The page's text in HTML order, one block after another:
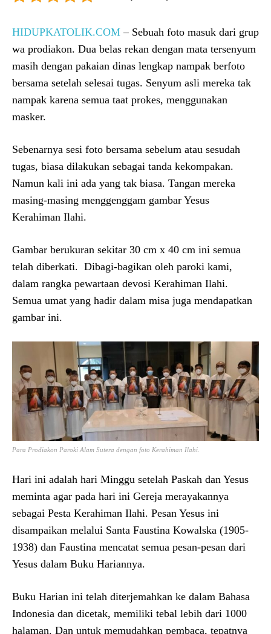
HIDUPKATOLIK.COM – Sebuah foto masuk dari grup
wa prodiakon. Dua belas rekan dengan mata tersenyum
masih dengan pakaian dinas lengkap nampak berfoto
bersama setelah selesai tugas. Senyum asli mereka tak
nampak karena semua taat prokes, menggunakan
masker.
Sebenarnya sesi foto bersama sebelum atau sesudah
tugas, biasa dilakukan sebagai tanda kekompakan.
Namun kali ini ada yang tak biasa. Tangan mereka
masing-masing menggenggam gambar Yesus
Kerahiman Ilahi.
Gambar berukuran sekitar 30 cm x 40 cm ini semua
telah diberkati. Dibagi-bagikan oleh paroki kami,
dalam rangka pewartaan devosi Kerahiman Ilahi.
Semua umat yang hadir dalam misa juga mendapatkan
gambar ini.
Para Prodiakon Paroki Alam Sutera dengan foto Kerahiman Ilahi.
Hari ini adalah hari Minggu setelah Paskah dan Yesus
meminta agar pada hari ini Gereja merayakannya
sebagai Pesta Kerahiman Ilahi. Pesan Yesus ini
disampaikan melalui Santa Faustina Kowalska (1905-
1938) dan Faustina mencatat semua pesan-pesan dari
Yesus dalam Buku Hariannya.
Buku Harian ini telah diterjemahkan ke dalam Bahasa
Indonesia dan dicetak, memiliki tebal lebih dari 1000
halaman. Dan untuk memudahkan pembaca, tepatnya